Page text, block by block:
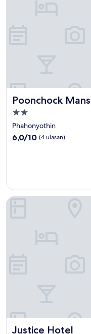
Poonchock
Poonchock Mansion
Properti
bintang
2.0
Phahonyothin
6.0
6,0/10 (4 ulasan)
Justice Hotel
Justice Hotel
Justice Hotel